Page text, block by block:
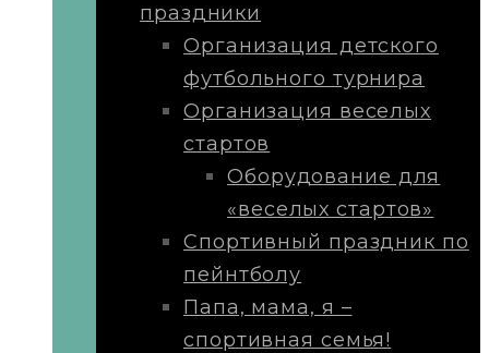
праздники
Организация детского
футбольного турнира
Организация веселых
стартов
Оборудование для
«веселых стартов»
Спортивный праздник по
пейнтболу
Папа, мама, я –
спортивная семья!